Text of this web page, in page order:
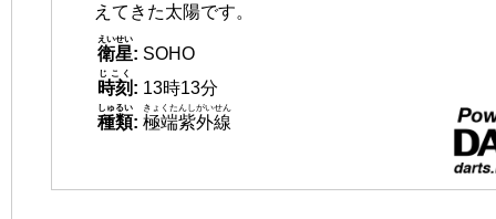
えてきた太陽です。
衛星
えいせい
: SOHO
時刻
じこく
: 13時13分
種類
しゅるい
: 極端紫外線
きょくたんしがいせん